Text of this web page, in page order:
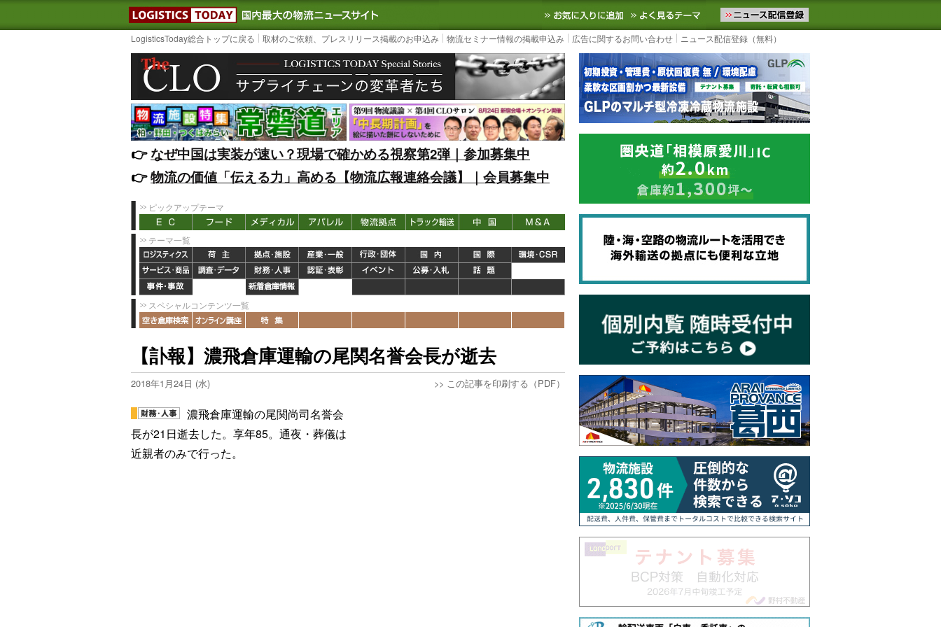
LOGISTICS TODAY｜国内最大の物流ニュースサイト3PL, SCMなど国内外の最新の物流ニュースをお届けします。物流ニュースメール配信を登録す
お気に入りに追加 よく見るテーマ
LogisticsToday総合トップに戻る 取材のご依頼、プレスリリース掲載のお申込み 物流セミナー情報の掲載申込み 広告に関するお問い合わせ ニュース配信登録（無料）
👉️なぜ中国は実装が速い？現場で確かめる視察第2弾｜参加募集中
👉️物流の価値「伝える力」高める【物流広報連絡会議】｜会員募集中
ピックアップテーマ
テーマ一覧
スペシャルコンテンツ一覧
【訃報】濃飛倉庫運輸の尾関名誉会長が逝去
2018年1月24日 (水) >> この記事を印刷する（PDF）
濃飛倉庫運輸の尾関尚司名誉会
長が21日逝去した。享年85。通夜・葬儀は
近親者のみで行った。